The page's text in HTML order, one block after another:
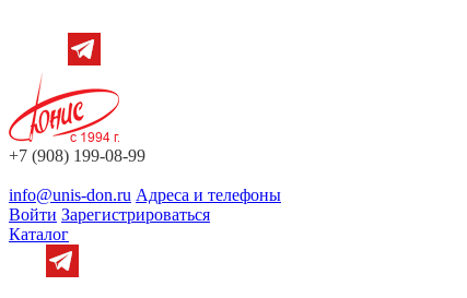
+7 (908) 199-08-99
info@unis-don.ru Адреса и телефоны
Войти Зарегистрироваться
Каталог